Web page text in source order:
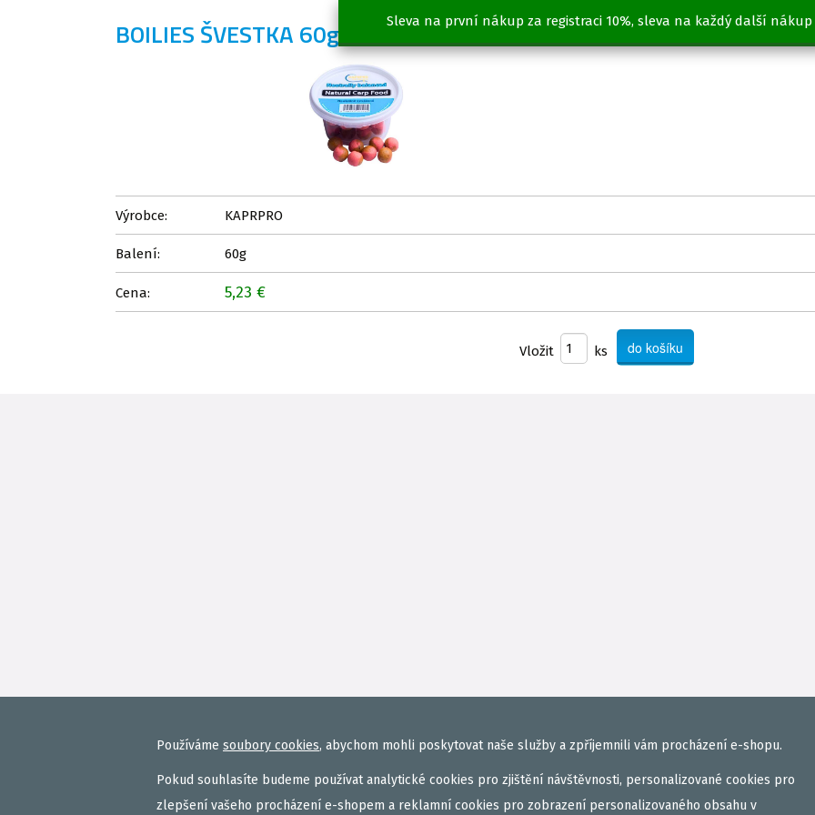
Sleva na první nákup za registraci 10%, sleva na každý další nákup
BOILIES ŠVESTKA 60g - NEUTRÁLNĚ VYVÁŽENÉ
Výrobce: KAPRPRO
Balení: 60g
Cena: 5,23 €
Vložit ks
Používáme soubory cookies, abychom mohli poskytovat naše služby a zpříjemnili vám procházení e-shopu.
Pokud souhlasíte budeme používat analytické cookies pro zjištění návštěvnosti, personalizované cookies pro
zlepšení vašeho procházení e-shopem a reklamní cookies pro zobrazení personalizovaného obsahu v